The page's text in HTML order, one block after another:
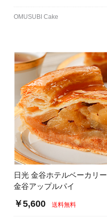
OMUSUBI Cake
日光 金谷ホテルベーカリー
金谷アップルパイ
￥5,600 送料無料